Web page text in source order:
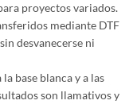
proyectos variados.
mediante DTF
desvanecerse ni
la base blanca y a las
son llamativos y